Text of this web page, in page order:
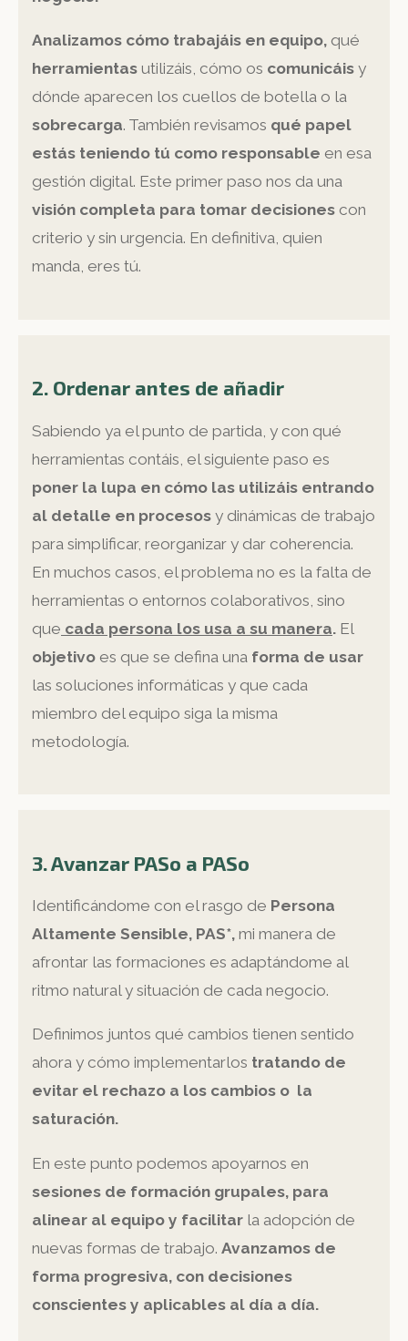
Analizamos cómo trabajáis en equipo, qué
herramientas utilizáis, cómo os comunicáis y
dónde aparecen los cuellos de botella o la
sobrecarga. También revisamos qué papel
estás teniendo tú como responsable en esa
gestión digital. Este primer paso nos da una
visión completa para tomar decisiones con
criterio y sin urgencia. En definitiva, quien
manda, eres tú.
2. Ordenar antes de añadir
Sabiendo ya el punto de partida, y con qué
herramientas contáis, el siguiente paso es
poner la lupa en cómo las utilizáis entrando
al detalle en procesos y dinámicas de trabajo
para simplificar, reorganizar y dar coherencia.
En muchos casos, el problema no es la falta de
herramientas o entornos colaborativos, sino
que cada persona los usa a su manera. El
objetivo es que se defina una forma de usar
las soluciones informáticas y que cada
miembro del equipo siga la misma
metodología.
3. Avanzar PASo a PASo
Identificándome con el rasgo de Persona
Altamente Sensible, PAS*, mi manera de
afrontar las formaciones es adaptándome al
ritmo natural y situación de cada negocio.
Definimos juntos qué cambios tienen sentido
ahora y cómo implementarlos tratando de
evitar el rechazo a los cambios o la
saturación.
En este punto podemos apoyarnos en
sesiones de formación grupales, para
alinear al equipo y facilitar la adopción de
nuevas formas de trabajo. Avanzamos de
forma progresiva, con decisiones
conscientes y aplicables al día a día.